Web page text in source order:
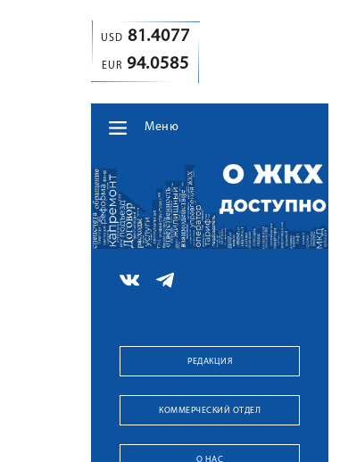
USD 81.4077
EUR 94.0585
Меню
РЕДАКЦИЯ
КОММЕРЧЕСКИЙ ОТДЕЛ
О НАС